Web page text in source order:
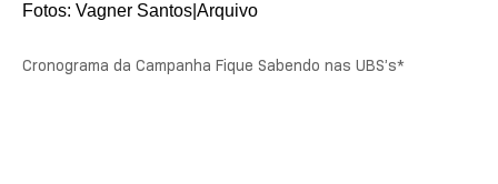
Fotos: Vagner Santos|Arquivo
Cronograma da Campanha Fique Sabendo nas UBS’s*